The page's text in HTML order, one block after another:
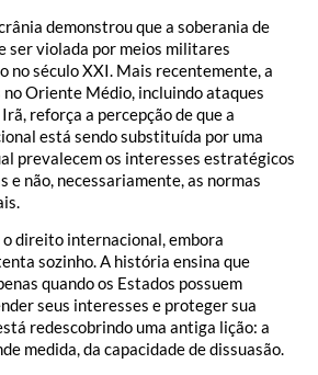
demonstrou que a soberania de
ser violada por meios militares
no século XXI. Mais recentemente, a
no Oriente Médio, incluindo ataques
reforça a percepção de que a
está sendo substituída por uma
prevalecem os interesses estratégicos
e não, necessariamente, as normas
o direito internacional, embora
sozinho. A história ensina que
quando os Estados possuem
seus interesses e proteger sua
redescobrindo uma antiga lição: a
medida, da capacidade de dissuasão.